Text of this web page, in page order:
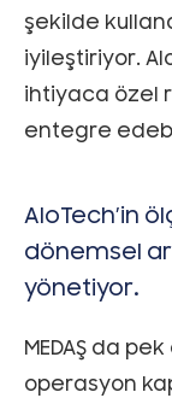
şekilde
iyileştiriyor.
ihtiyaca özel
entegre
AloTech’in
dönemsel
yönetiyor.
MEDAŞ da
operasyon